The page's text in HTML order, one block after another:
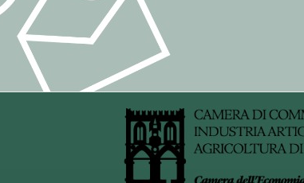
## 8. Comunicazione e diffusione dei dati
I dati personali non saranno diffusi.
Potranno essere comunicati esclusivamente a
fornitori che operano quali Responsabili del
limiti delle finalità sopra indicate.
## 9. Conservazione dei dati